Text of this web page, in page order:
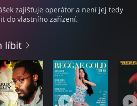
zajišťuje operátor a není jej tedy
do vlastního zařízení.
líbit